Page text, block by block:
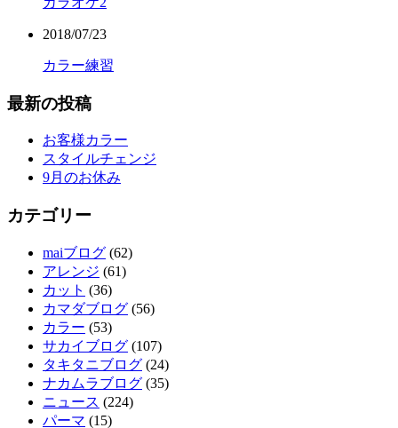
2018/07/23
カラー練習
最新の投稿
お客様カラー
スタイルチェンジ
9月のお休み
カテゴリー
maiブログ (62)
アレンジ (61)
カット (36)
カマダブログ (56)
カラー (53)
サカイブログ (107)
タキタニブログ (24)
ナカムラブログ (35)
ニュース (224)
パーマ (15)